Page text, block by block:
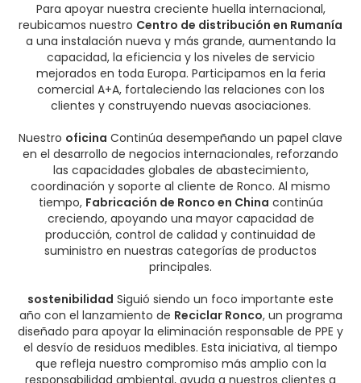
Para apoyar nuestra creciente huella internacional,
reubicamos nuestro Centro de distribución en Rumanía
a una instalación nueva y más grande, aumentando la
capacidad, la eficiencia y los niveles de servicio
mejorados en toda Europa. Participamos en la feria
comercial A+A, fortaleciendo las relaciones con los
clientes y construyendo nuevas asociaciones.
Nuestro oficina Continúa desempeñando un papel clave
en el desarrollo de negocios internacionales, reforzando
las capacidades globales de abastecimiento,
coordinación y soporte al cliente de Ronco. Al mismo
tiempo, Fabricación de Ronco en China continúa
creciendo, apoyando una mayor capacidad de
producción, control de calidad y continuidad de
suministro en nuestras categorías de productos
principales.
sostenibilidad Siguió siendo un foco importante este
año con el lanzamiento de Reciclar Ronco, un programa
diseñado para apoyar la eliminación responsable de PPE y
el desvío de residuos medibles. Esta iniciativa, al tiempo
que refleja nuestro compromiso más amplio con la